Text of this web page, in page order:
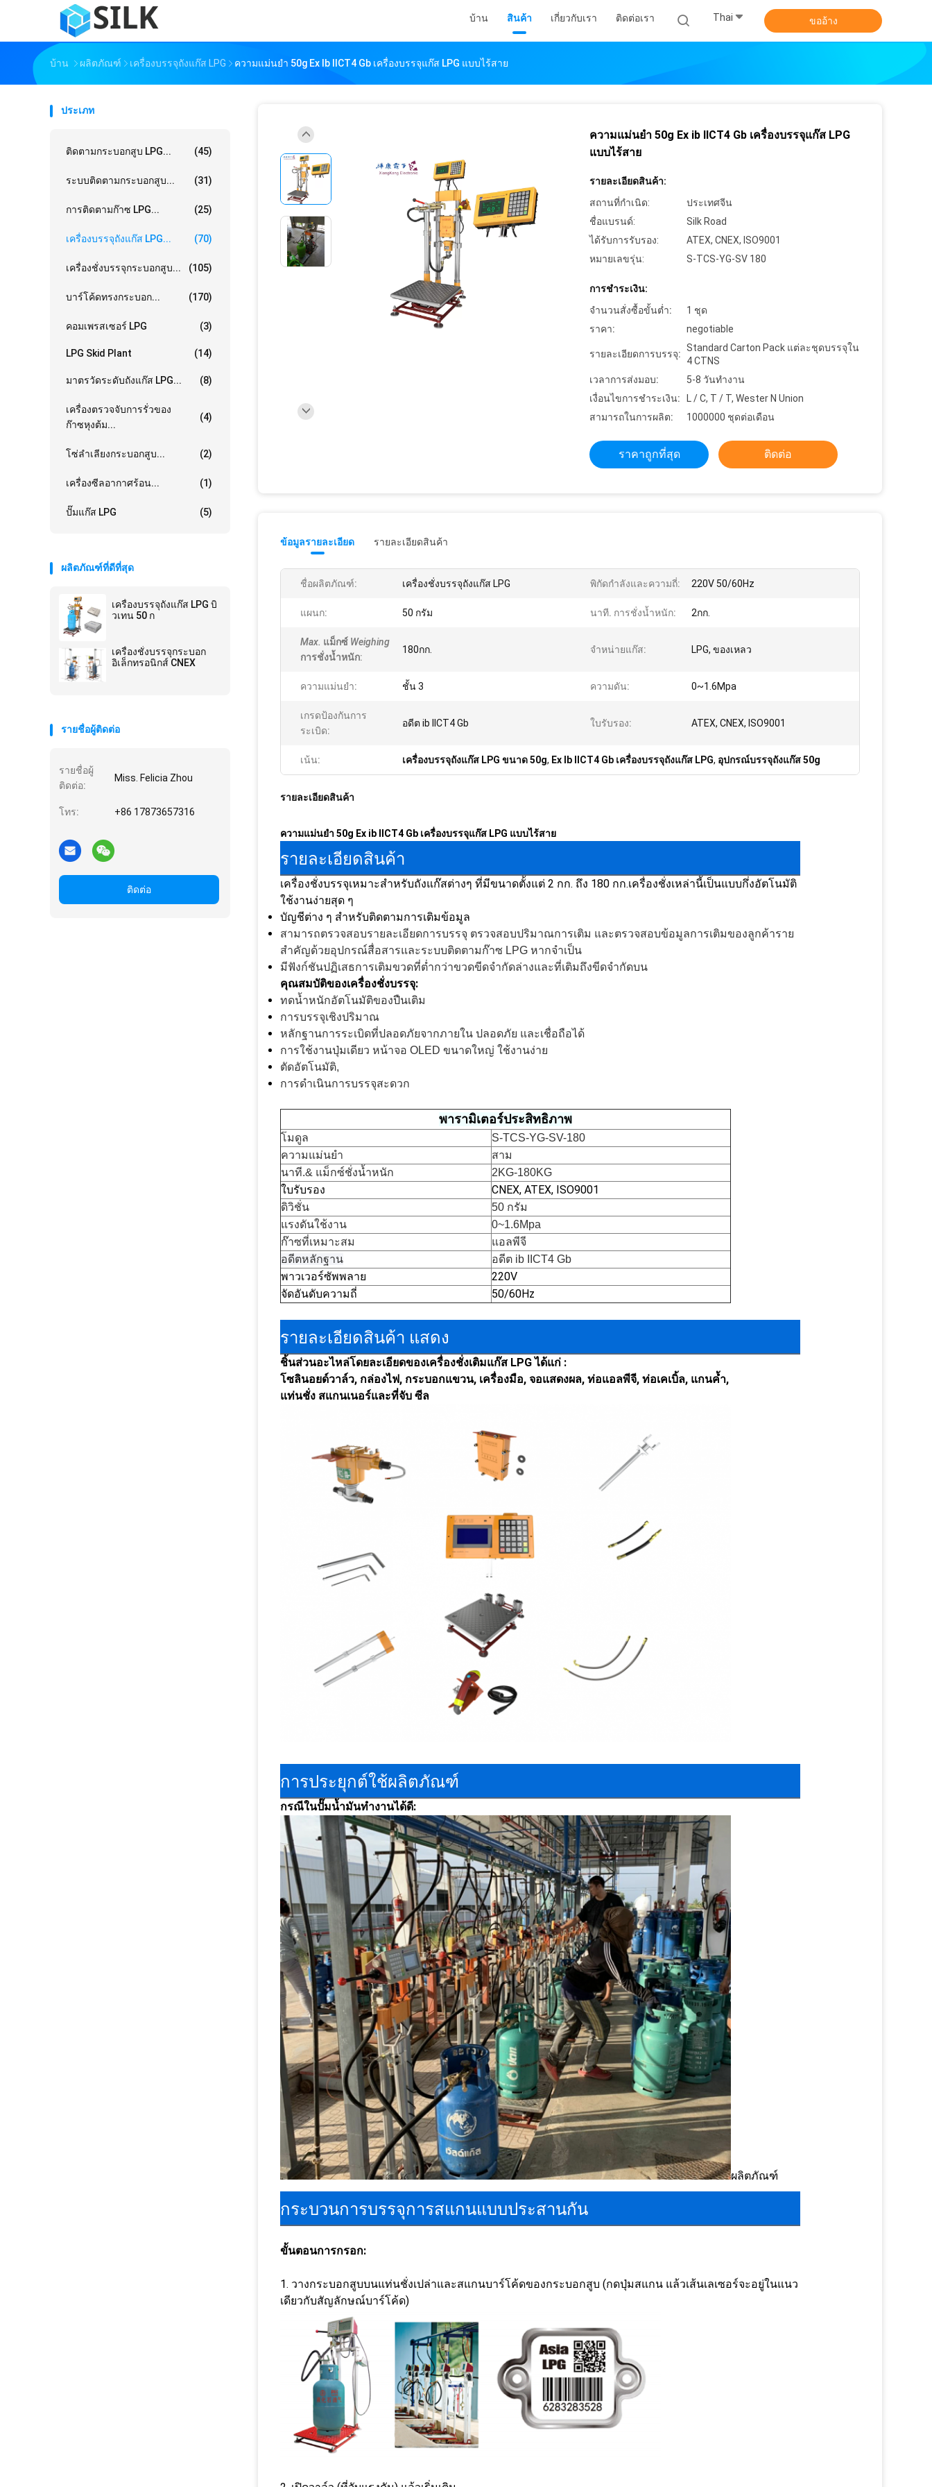
บ้าน สินค้า เกี่ยวกับเรา ติดต่อเรา Thai ขออ้าง
บ้าน ผลิตภัณฑ์ เครื่องบรรจุถังแก๊ส LPG ความแม่นยำ 50g Ex Ib IICT4 Gb เครื่องบรรจุแก๊ส LPG แบบไร้สาย
ประเภท
ติดตามกระบอกสูบ LPG... (45)
ระบบติดตามกระบอกสูบ... (31)
การติดตามก๊าซ LPG... (25)
เครื่องบรรจุถังแก๊ส LPG... (70)
เครื่องชั่งบรรจุกระบอกสูบ... (105)
บาร์โค้ดทรงกระบอก... (170)
คอมเพรสเซอร์ LPG (3)
LPG Skid Plant (14)
มาตรวัดระดับถังแก๊ส LPG... (8)
เครื่องตรวจจับการรั่วของ
ก๊าซหุงต้ม...
(4)
โซ่ลำเลียงกระบอกสูบ... (2)
เครื่องซีลอากาศร้อน... (1)
ปั๊มแก๊ส LPG (5)
ผลิตภัณฑ์ที่ดีที่สุด
เครื่องบรรจุถังแก๊ส LPG บิ
วเทน 50 ก
เครื่องชั่งบรรจุกระบอก
อิเล็กทรอนิกส์ CNEX
รายชื่อผู้ติดต่อ
รายชื่อผู้
ติดต่อ:
Miss. Felicia Zhou
โทร: +86 17873657316
ติดต่อ
ความแม่นยำ 50g Ex ib IICT4 Gb เครื่องบรรจุแก๊ส LPG
แบบไร้สาย
รายละเอียดสินค้า:
สถานที่กำเนิด:
ประเทศจีน
ชื่อแบรนด์:
Silk Road
ได้รับการรับรอง:
ATEX, CNEX, ISO9001
หมายเลขรุ่น:
S-TCS-YG-SV 180
การชำระเงิน:
จำนวนสั่งซื้อขั้นต่ำ:
1 ชุด
ราคา:
negotiable
รายละเอียดการบรรจุ:
Standard Carton Pack แต่ละชุดบรรจุใน
4 CTNS
เวลาการส่งมอบ:
5-8 วันทำงาน
เงื่อนไขการชำระเงิน:
L / C, T / T, Wester N Union
สามารถในการผลิต:
1000000 ชุดต่อเดือน
ราคาถูกที่สุด ติดต่อ
ข้อมูลรายละเอียด รายละเอียดสินค้า
ชื่อผลิตภัณฑ์: เครื่องชั่งบรรจุถังแก๊ส LPG พิกัดกำลังและความถี่: 220V 50/60Hz
แผนก: 50 กรัม นาที. การชั่งน้ำหนัก: 2กก.
Max. แม็กซ์ Weighing
การชั่งน้ำหนัก:
180กก. จำหน่ายแก๊ส: LPG, ของเหลว
ความแม่นยำ: ชั้น 3 ความดัน: 0~1.6Mpa
เกรดป้องกันการ
ระเบิด:
อดีต ib IICT4 Gb ใบรับรอง: ATEX, CNEX, ISO9001
เน้น: เครื่องบรรจุถังแก๊ส LPG ขนาด 50g, Ex Ib IICT4 Gb เครื่องบรรจุถังแก๊ส LPG, อุปกรณ์บรรจุถังแก๊ส 50g
รายละเอียดสินค้า
ความแม่นยำ 50g Ex ib IICT4 Gb เครื่องบรรจุแก๊ส LPG แบบไร้สาย
รายละเอียดสินค้า
เครื่องชั่งบรรจุเหมาะสำหรับถังแก๊สต่างๆ ที่มีขนาดตั้งแต่ 2 กก. ถึง 180 กก.เครื่องชั่งเหล่านี้เป็นแบบกึ่งอัตโนมัติ
ใช้งานง่ายสุด ๆ
บัญชีต่าง ๆ สำหรับติดตามการเติมข้อมูล
สามารถตรวจสอบรายละเอียดการบรรจุ ตรวจสอบปริมาณการเติม และตรวจสอบข้อมูลการเติมของลูกค้าราย
สำคัญด้วยอุปกรณ์สื่อสารและระบบติดตามก๊าซ LPG หากจำเป็น
มีฟังก์ชันปฏิเสธการเติมขวดที่ต่ำกว่าขวดขีดจำกัดล่างและที่เติมถึงขีดจำกัดบน
คุณสมบัติของเครื่องชั่งบรรจุ:
ทดน้ำหนักอัตโนมัติของปืนเติม
การบรรจุเชิงปริมาณ
หลักฐานการระเบิดที่ปลอดภัยจากภายใน ปลอดภัย และเชื่อถือได้
การใช้งานปุ่มเดียว หน้าจอ OLED ขนาดใหญ่ ใช้งานง่าย
ตัดอัตโนมัติ,
การดำเนินการบรรจุสะดวก
พารามิเตอร์ประสิทธิภาพ
โมดูล
S-TCS-YG-SV-180
ความแม่นยำ
สาม
นาที.& แม็กซ์ชั่งน้ำหนัก
2KG-180KG
ใบรับรอง CNEX, ATEX, ISO9001
ดิวิชั่น
50 กรัม
แรงดันใช้งาน
0~1.6Mpa
ก๊าซที่เหมาะสม
แอลพีจี
อดีตหลักฐาน
อดีต ib IICT4 Gb
พาวเวอร์ซัพพลาย
220V
จัดอันดับความถี่
50/60Hz
รายละเอียดสินค้า แสดง
ชิ้นส่วนอะไหล่โดยละเอียดของเครื่องชั่งเติมแก๊ส LPG ได้แก่ :
โซลินอยด์วาล์ว, กล่องไฟ, กระบอกแขวน, เครื่องมือ, จอแสดงผล, ท่อแอลพีจี, ท่อเคเบิ้ล, แกนค้ำ,
แท่นชั่ง สแกนเนอร์และที่จับ ซีล
การประยุกต์ใช้ผลิตภัณฑ์
กรณีในปั๊มน้ำมันทำงานได้ดี:
ผลิตภัณฑ์
กระบวนการบรรจุการสแกนแบบประสานกัน
ขั้นตอนการกรอก:
1. วางกระบอกสูบบนแท่นชั่งเปล่าและสแกนบาร์โค้ดของกระบอกสูบ (กดปุ่มสแกน แล้วเส้นเลเซอร์จะอยู่ในแนว
เดียวกับสัญลักษณ์บาร์โค้ด)